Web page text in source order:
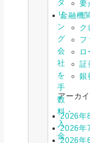
タ
リ
ン
グ
会
社
を
手
数
料・
入
金
要
金融機
ク
フ
ロ
証
銀
アーカ
2026年
2026年
2026年